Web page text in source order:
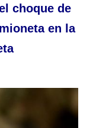
choque de
en la